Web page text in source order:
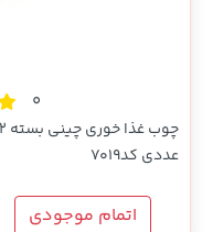
0
چوب غذا خوری چینی بسته 2
عددی کد7019
اتمام موجودی